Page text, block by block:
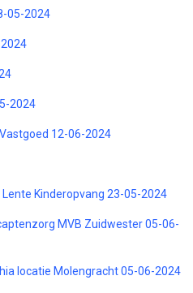
05-2024
2024
12-06-2024
Kinderopvang 23-05-2024
MVB Zuidwester 05-06-
locatie Molengracht 05-06-2024